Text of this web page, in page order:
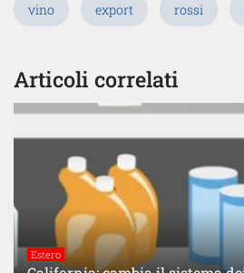
vino export rossi
Articoli correlati
Estero